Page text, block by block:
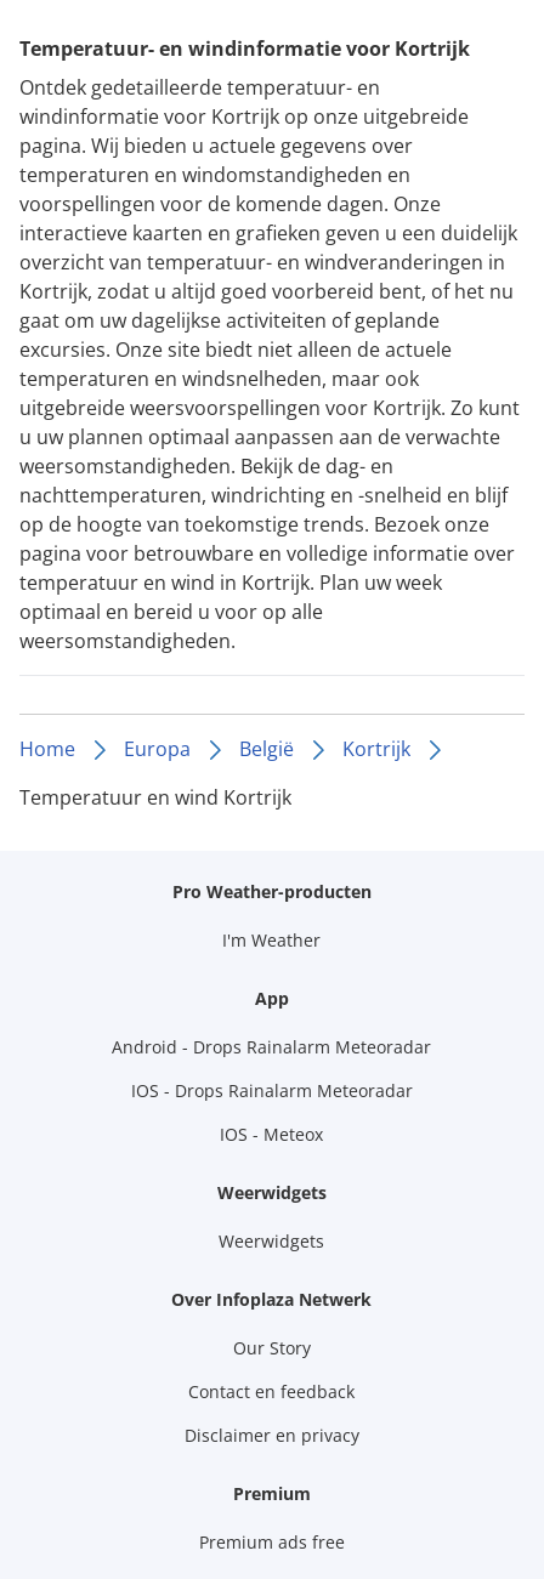
Temperatuur- en windinformatie voor Kortrijk
Ontdek gedetailleerde temperatuur- en
windinformatie voor Kortrijk op onze uitgebreide
pagina. Wij bieden u actuele gegevens over
temperaturen en windomstandigheden en
voorspellingen voor de komende dagen. Onze
interactieve kaarten en grafieken geven u een duidelijk
overzicht van temperatuur- en windveranderingen in
Kortrijk, zodat u altijd goed voorbereid bent, of het nu
gaat om uw dagelijkse activiteiten of geplande
excursies. Onze site biedt niet alleen de actuele
temperaturen en windsnelheden, maar ook
uitgebreide weersvoorspellingen voor Kortrijk. Zo kunt
u uw plannen optimaal aanpassen aan de verwachte
weersomstandigheden. Bekijk de dag- en
nachttemperaturen, windrichting en -snelheid en blijf
op de hoogte van toekomstige trends. Bezoek onze
pagina voor betrouwbare en volledige informatie over
temperatuur en wind in Kortrijk. Plan uw week
optimaal en bereid u voor op alle
weersomstandigheden.
Home Europa België
Kortrijk
Temperatuur en wind Kortrijk
Pro Weather-producten
I'm Weather
App
Android - Drops Rainalarm Meteoradar
IOS - Drops Rainalarm Meteoradar
IOS - Meteox
Weerwidgets
Weerwidgets
Over Infoplaza Netwerk
Our Story
Contact en feedback
Disclaimer en privacy
Premium
Premium ads free